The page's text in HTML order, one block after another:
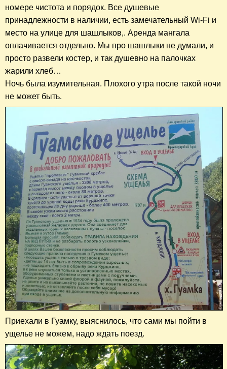
номере чистота и порядок. Все душевые
принадлежности в наличии, есть замечательный Wi-Fi и
место на улице для шашлыков,. Аренда мангала
оплачивается отдельно. Мы про шашлыки не думали, и
просто развели костер, и так душевно на палочках
жарили хлеб…
Ночь была изумительная. Плохого утра после такой ночи
не может быть.
Приехали в Гуамку, выяснилось, что сами мы пойти в
ущелье не можем, надо ждать поезд.